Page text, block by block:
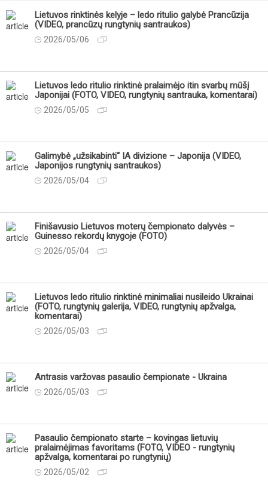
Lietuvos rinktinės kelyje – ledo ritulio galybė Prancūzija
(VIDEO, prancūzų rungtynių santraukos)
2026/05/06
Lietuvos ledo ritulio rinktinė pralaimėjo itin svarbų mūšį
Japonijai (FOTO, VIDEO, rungtynių santrauka, komentarai)
2026/05/05
Galimybė „užsikabinti“ IA divizione – Japonija (VIDEO,
Japonijos rungtynių santraukos)
2026/05/04
Finišavusio Lietuvos moterų čempionato dalyvės –
Guinesso rekordų knygoje (FOTO)
2026/05/04
Lietuvos ledo ritulio rinktinė minimaliai nusileido Ukrainai
(FOTO, rungtynių galerija, VIDEO, rungtynių apžvalga,
komentarai)
2026/05/03
Antrasis varžovas pasaulio čempionate - Ukraina
2026/05/03
Pasaulio čempionato starte – kovingas lietuvių
pralaimėjimas favoritams (FOTO, VIDEO - rungtynių
apžvalga, komentarai po rungtynių)
2026/05/02